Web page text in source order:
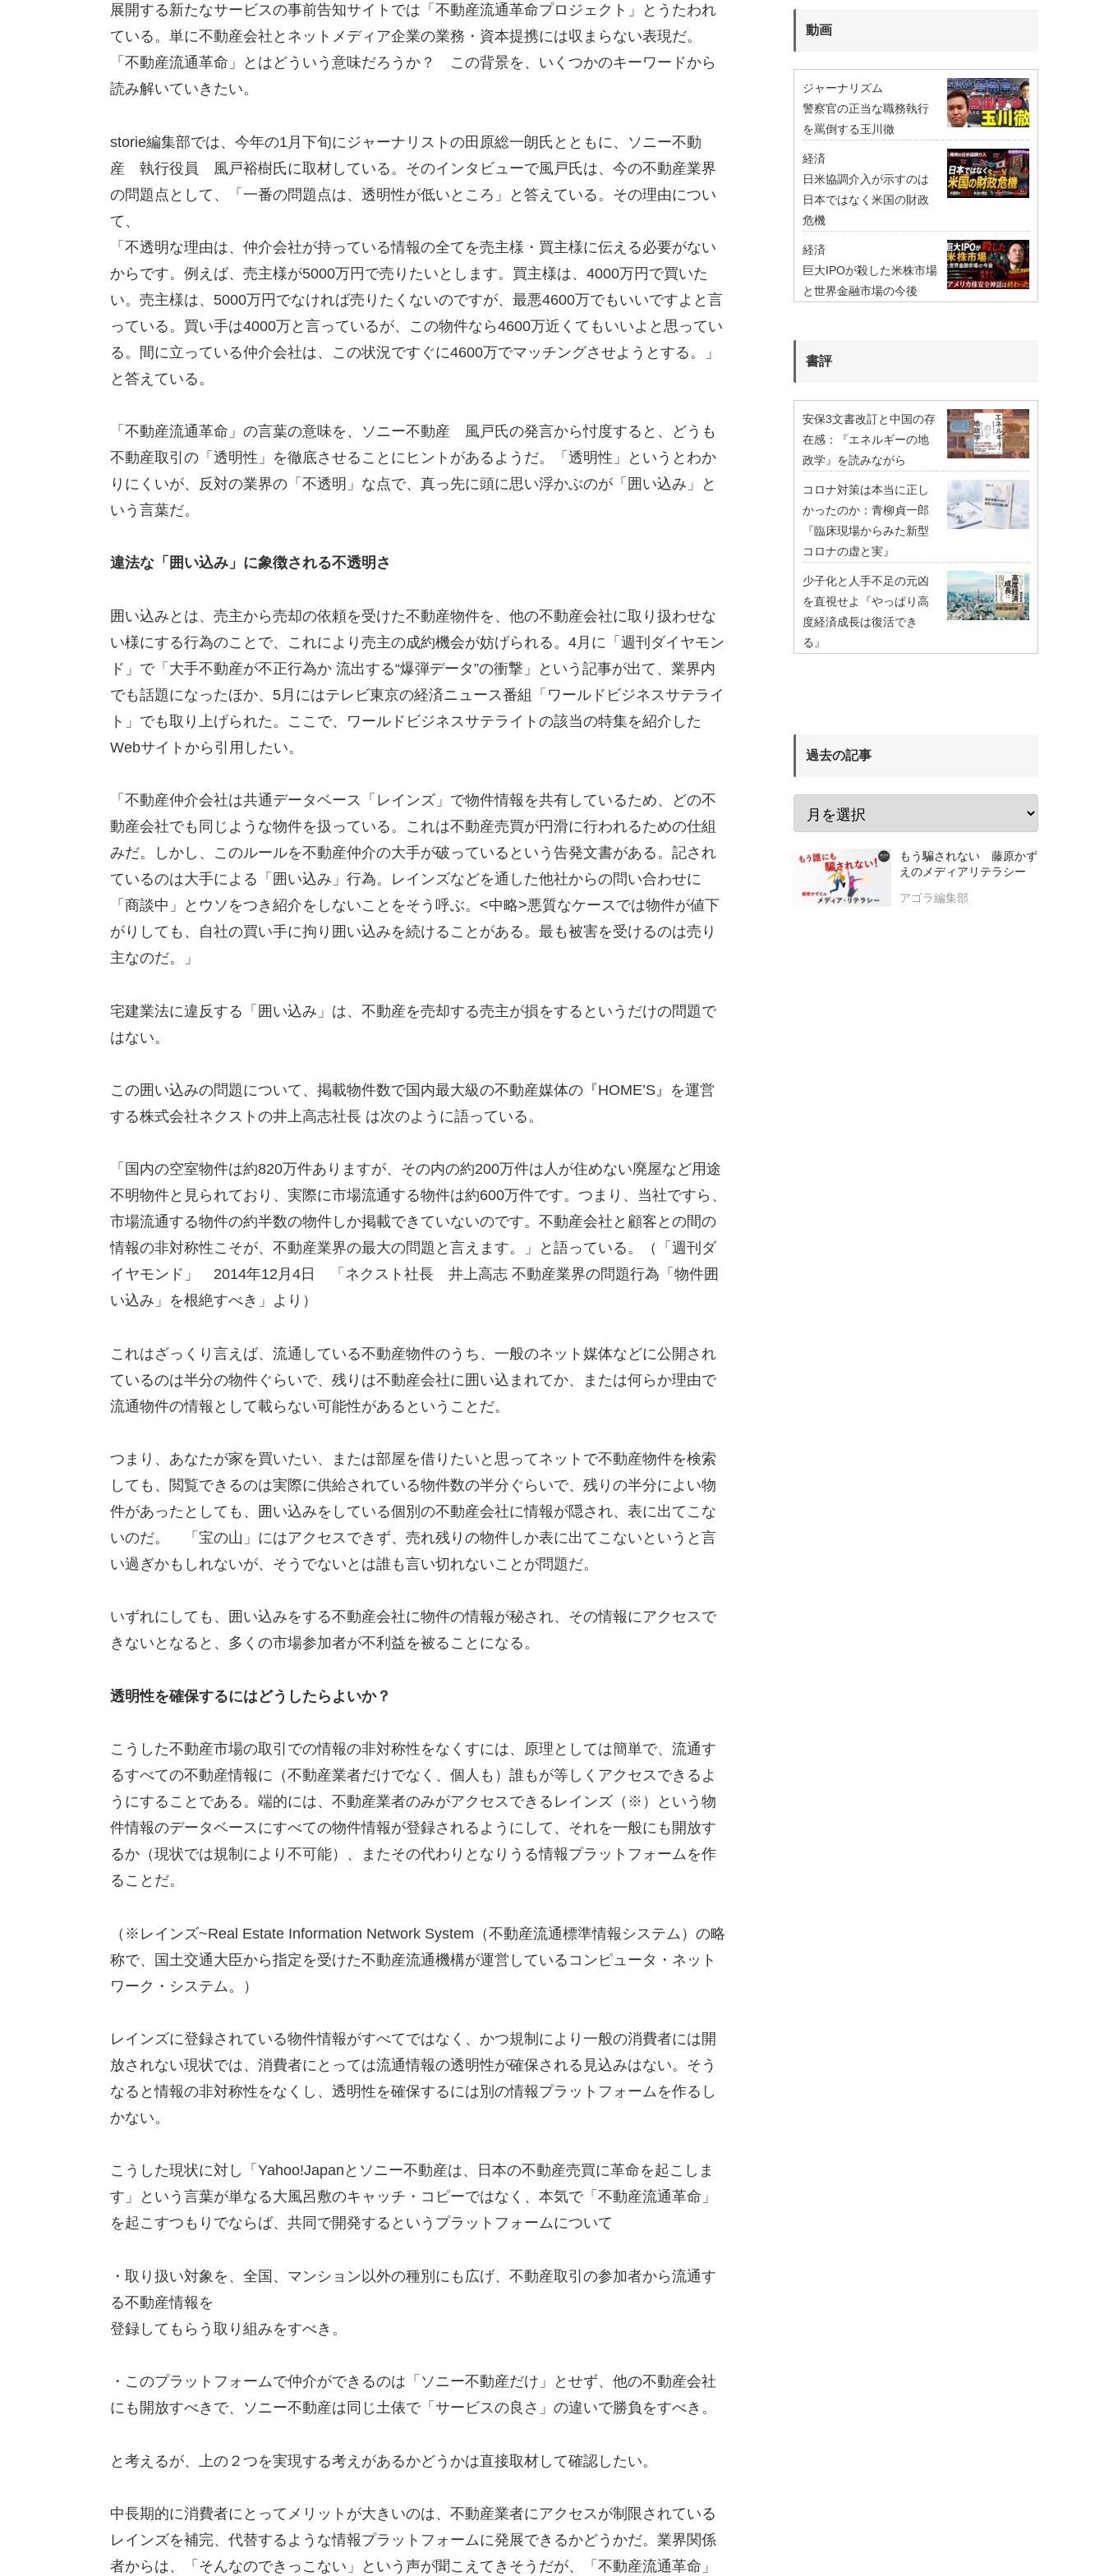
展開する新たなサービスの事前告知サイトでは「不動産流通革命プロジェクト」とうたわれ
ている。単に不動産会社とネットメディア企業の業務・資本提携には収まらない表現だ。
「不動産流通革命」とはどういう意味だろうか？ この背景を、いくつかのキーワードから
読み解いていきたい。
storie編集部では、今年の1月下旬にジャーナリストの田原総一朗氏とともに、ソニー不動
産 執行役員 風戸裕樹氏に取材している。そのインタビューで風戸氏は、今の不動産業界
の問題点として、「一番の問題点は、透明性が低いところ」と答えている。その理由につい
て、
「不透明な理由は、仲介会社が持っている情報の全てを売主様・買主様に伝える必要がない
からです。例えば、売主様が5000万円で売りたいとします。買主様は、4000万円で買いた
い。売主様は、5000万円でなければ売りたくないのですが、最悪4600万でもいいですよと言
っている。買い手は4000万と言っているが、この物件なら4600万近くてもいいよと思ってい
る。間に立っている仲介会社は、この状況ですぐに4600万でマッチングさせようとする。」
と答えている。
「不動産流通革命」の言葉の意味を、ソニー不動産 風戸氏の発言から忖度すると、どうも
不動産取引の「透明性」を徹底させることにヒントがあるようだ。「透明性」というとわか
りにくいが、反対の業界の「不透明」な点で、真っ先に頭に思い浮かぶのが「囲い込み」と
いう言葉だ。
違法な「囲い込み」に象徴される不透明さ
囲い込みとは、売主から売却の依頼を受けた不動産物件を、他の不動産会社に取り扱わせな
い様にする行為のことで、これにより売主の成約機会が妨げられる。4月に「週刊ダイヤモン
ド」で「大手不動産が不正行為か 流出する“爆弾データ”の衝撃」という記事が出て、業界内
でも話題になったほか、5月にはテレビ東京の経済ニュース番組「ワールドビジネスサテライ
ト」でも取り上げられた。ここで、ワールドビジネスサテライトの該当の特集を紹介した
Webサイトから引用したい。
「不動産仲介会社は共通データベース「レインズ」で物件情報を共有しているため、どの不
動産会社でも同じような物件を扱っている。これは不動産売買が円滑に行われるための仕組
みだ。しかし、このルールを不動産仲介の大手が破っているという告発文書がある。記され
ているのは大手による「囲い込み」行為。レインズなどを通した他社からの問い合わせに
「商談中」とウソをつき紹介をしないことをそう呼ぶ。<中略>悪質なケースでは物件が値下
がりしても、自社の買い手に拘り囲い込みを続けることがある。最も被害を受けるのは売り
主なのだ。」
宅建業法に違反する「囲い込み」は、不動産を売却する売主が損をするというだけの問題で
はない。
この囲い込みの問題について、掲載物件数で国内最大級の不動産媒体の『HOME’S』を運営
する株式会社ネクストの井上高志社長 は次のように語っている。
「国内の空室物件は約820万件ありますが、その内の約200万件は人が住めない廃屋など用途
不明物件と見られており、実際に市場流通する物件は約600万件です。つまり、当社ですら、
市場流通する物件の約半数の物件しか掲載できていないのです。不動産会社と顧客との間の
情報の非対称性こそが、不動産業界の最大の問題と言えます。」と語っている。（「週刊ダ
イヤモンド」 2014年12月4日 「ネクスト社長 井上高志 不動産業界の問題行為「物件囲
い込み」を根絶すべき」より）
これはざっくり言えば、流通している不動産物件のうち、一般のネット媒体などに公開され
ているのは半分の物件ぐらいで、残りは不動産会社に囲い込まれてか、または何らか理由で
流通物件の情報として載らない可能性があるということだ。
つまり、あなたが家を買いたい、または部屋を借りたいと思ってネットで不動産物件を検索
しても、閲覧できるのは実際に供給されている物件数の半分ぐらいで、残りの半分によい物
件があったとしても、囲い込みをしている個別の不動産会社に情報が隠され、表に出てこな
いのだ。 「宝の山」にはアクセスできず、売れ残りの物件しか表に出てこないというと言
い過ぎかもしれないが、そうでないとは誰も言い切れないことが問題だ。
いずれにしても、囲い込みをする不動産会社に物件の情報が秘され、その情報にアクセスで
きないとなると、多くの市場参加者が不利益を被ることになる。
透明性を確保するにはどうしたらよいか？
こうした不動産市場の取引での情報の非対称性をなくすには、原理としては簡単で、流通す
るすべての不動産情報に（不動産業者だけでなく、個人も）誰もが等しくアクセスできるよ
うにすることである。端的には、不動産業者のみがアクセスできるレインズ（※）という物
件情報のデータベースにすべての物件情報が登録されるようにして、それを一般にも開放す
るか（現状では規制により不可能）、またその代わりとなりうる情報プラットフォームを作
ることだ。
（※レインズ~Real Estate Information Network System（不動産流通標準情報システム）の略
称で、国土交通大臣から指定を受けた不動産流通機構が運営しているコンピュータ・ネット
ワーク・システム。）
レインズに登録されている物件情報がすべてではなく、かつ規制により一般の消費者には開
放されない現状では、消費者にとっては流通情報の透明性が確保される見込みはない。そう
なると情報の非対称性をなくし、透明性を確保するには別の情報プラットフォームを作るし
かない。
こうした現状に対し「Yahoo!Japanとソニー不動産は、日本の不動産売買に革命を起こしま
す」という言葉が単なる大風呂敷のキャッチ・コピーではなく、本気で「不動産流通革命」
を起こすつもりでならば、共同で開発するというプラットフォームについて
・取り扱い対象を、全国、マンション以外の種別にも広げ、不動産取引の参加者から流通す
る不動産情報を
登録してもらう取り組みをすべき。
・このプラットフォームで仲介ができるのは「ソニー不動産だけ」とせず、他の不動産会社
にも開放すべきで、ソニー不動産は同じ土俵で「サービスの良さ」の違いで勝負をすべき。
と考えるが、上の２つを実現する考えがあるかどうかは直接取材して確認したい。
中長期的に消費者にとってメリットが大きいのは、不動産業者にアクセスが制限されている
レインズを補完、代替するような情報プラットフォームに発展できるかどうかだ。業界関係
者からは、「そんなのできっこない」という声が聞こえてきそうだが、「不動産流通革命」
動画
ジャーナリズム
警察官の正当な職務執行
を罵倒する玉川徹
経済
日米協調介入が示すのは
日本ではなく米国の財政
危機
経済
巨大IPOが殺した米株市場
と世界金融市場の今後
書評
安保3文書改訂と中国の存
在感：『エネルギーの地
政学』を読みながら
コロナ対策は本当に正し
かったのか：青柳貞一郎
『臨床現場からみた新型
コロナの虚と実』
少子化と人手不足の元凶
を直視せよ『やっぱり高
度経済成長は復活でき
る』
過去の記事
もう騙されない 藤原かず
えのメディアリテラシー
アゴラ編集部